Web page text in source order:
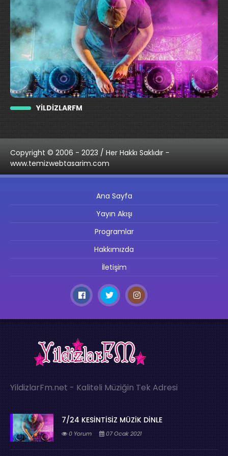
YILDIZLARFM
Copyright © 2006 - 2023 / Her Hakkı Saklıdır -
www.temizwebtasarim.com
Ana Sayfa
Yayın Akışı
Programlar
Hakkımızda
İletişim
YildizlarFm.net - Kaliteli Müziğin Tek Adresi
7/24 KESİNTİSİZ MÜZİK DİNLE
0 Yorum 07 Ocak 2021